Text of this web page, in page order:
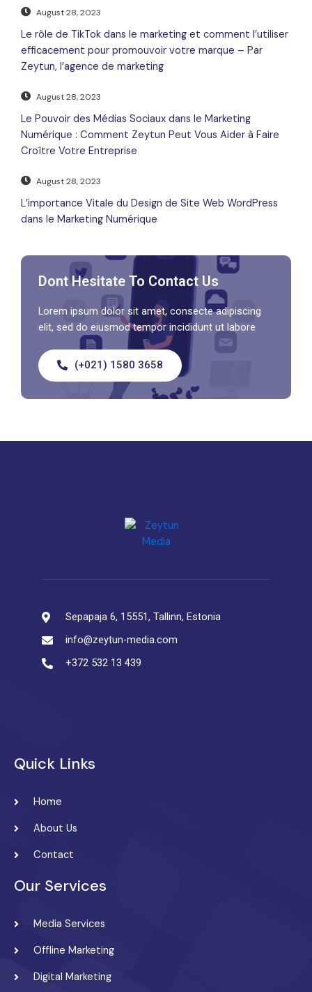
August 28, 2023
Le rôle de TikTok dans le marketing et comment l’utiliser
efficacement pour promouvoir votre marque – Par
Zeytun, l’agence de marketing
August 28, 2023
Le Pouvoir des Médias Sociaux dans le Marketing
Numérique : Comment Zeytun Peut Vous Aider à Faire
Croître Votre Entreprise
August 28, 2023
L’importance Vitale du Design de Site Web WordPress
dans le Marketing Numérique
Dont Hesitate To Contact Us
Lorem ipsum dolor sit amet, consecte adipiscing
elit, sed do eiusmod tempor incididunt ut labore
(+021) 1580 3658
Sepapaja 6, 15551, Tallinn, Estonia
info@zeytun-media.com
+372 532 13 439
Quick Links
Home
About Us
Contact
Our Services
Media Services
Offline Marketing
Digital Marketing